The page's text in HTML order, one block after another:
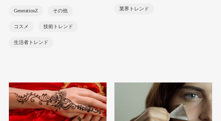
GenerationZ その他
コスメ 技術トレンド
生活者トレンド
業界トレンド